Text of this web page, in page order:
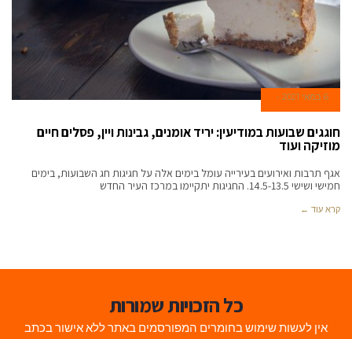
6 במאי 2021
חוגגים שבועות במודיעין: יריד אומנים, גבינות ויין, פסלים חיים
מוזיקה ועוד
אגף תרבות ואירועים בעירייה עומל בימים אלה על חגיגות חג השבועות, בימים
חמישי ושישי 14.5-13.5. החגיגות יתקיימו במרכז העיר החדש
קרא עוד ←
כל הזכויות שמורות
אין לעשות שימוש בחומרים המפורסמים באתר ללא אישור בכתב